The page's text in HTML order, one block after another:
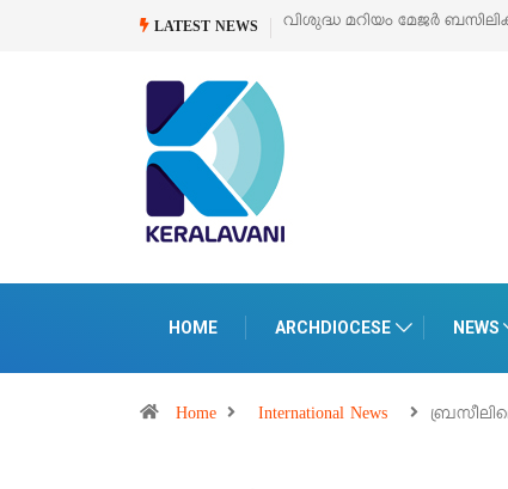
LATEST NEWS
സമർപ്പണ തിരുനാൾ ഓഗസ്റ്റ് 5 –‘പെറ്റൽസ്’ ലൈഫ്
HOME ARCHDIOCESE NEWS
Home International News